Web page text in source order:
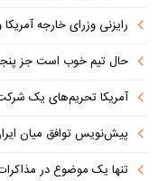
رایزنی وزرای خارجه
حال تیم خوب است جز
آمریکا تحریم‌های یک
پیش‌نویس توافق میان
تنها یک موضوع در